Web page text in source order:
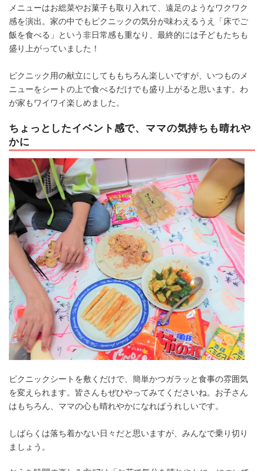
メニューはお総菜やお菓子も取り入れて、遠足のようなワクワク
感を演出。家の中でもピクニックの気分が味わえるうえ「床でご
飯を食べる」という非日常感も重なり、最終的には子どもたちも
盛り上がっていました！
ピクニック用の献立にしてももちろん楽しいですが、いつものメ
ニューをシートの上で食べるだけでも盛り上がると思います。わ
が家もワイワイ楽しめました。
ちょっとしたイベント感で、ママの気持ちも晴れや
かに
ピクニックシートを敷くだけで、簡単かつガラッと食事の雰囲気
を変えられます。皆さんもぜひやってみてくださいね。お子さん
はもちろん、ママの心も晴れやかになればうれしいです。
しばらくは落ち着かない日々だと思いますが、みんなで乗り切り
ましょう。